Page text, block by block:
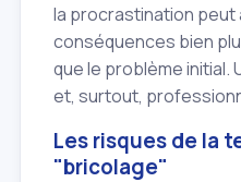
la procrastination peut
conséquences bien
que le problème initial.
et, surtout,
Les risques de la
"bricolage"